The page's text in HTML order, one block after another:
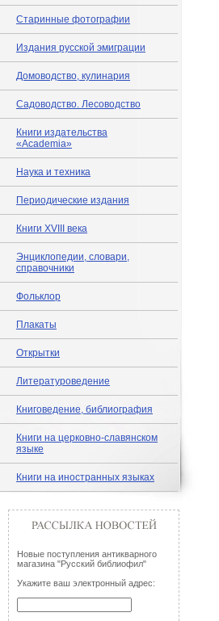
Старинные фотографии
Издания русской эмиграции
Домоводство, кулинария
Садоводство. Лесоводство
Книги издательства
«Academia»
Наука и техника
Периодические издания
Книги XVIII века
Энциклопедии, словари,
справочники
Фольклор
Плакаты
Открытки
Литературоведение
Книговедение, библиография
Книги на церковно-славянском
языке
Книги на иностранных языках
Новые поступления антикварного
магазина "Русский библиофил"
Укажите ваш электронный адрес: